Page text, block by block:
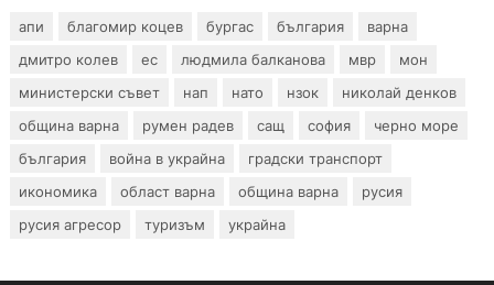
апи благомир коцев бургас българия
варна
дмитро колев
ес людмила балканова мвр
мон
министерски съвет
нап нато нзок
николай денков
община варна
румен радев сащ софия
черно море
българия
война в украйна
градски транспорт
икономика
област варна община варна
русия
русия агресор
туризъм украйна